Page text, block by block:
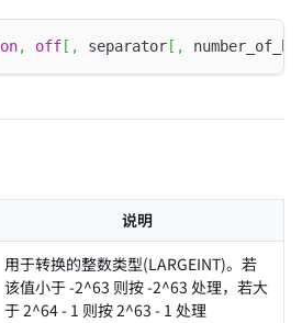
on, off [ , separator [ ,
说明
用于转换的整数类型(LARGEINT)。若
该值小于 -2^63 则按 -2^63 处理，若大
于 2^64 - 1 则按 2^63 - 1 处理